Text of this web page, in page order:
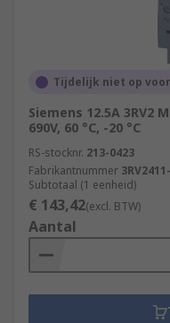
Tijdelijk niet op
Siemens 12.5A 3RV2
690V, 60 °C, -20 °C
RS-stocknr. 213-0423
Fabrikantnummer
Subtotaal (1 eenheid)
€ 143,42(excl. BTW)
Aantal